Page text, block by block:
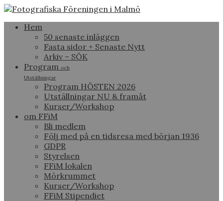
Hem
50 senaste inläggen
Fasta sidor + Senaste Nytt
Arkiv – SÖK
Program och
Utställningar
Program HÖSTEN 2026
Utställningar NU & framåt
Kurser/Workshop
om FFiM
Bli medlem
Följ med på en tidsresa med början 1936
GDPR
Styrelsen
FFiM lokalen
Mörkrummet
Kurser/Workshop
FFiM Stipendiet